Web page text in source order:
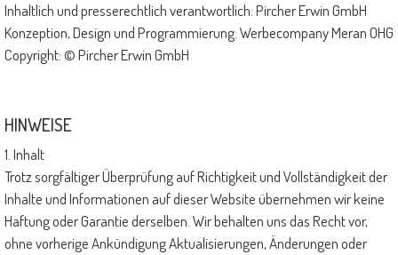
Inhaltlich und presserechtlich verantwortlich: Pircher Erwin GmbH
Konzeption, Design und Programmierung:Werbecompany Meran OHG
Copyright: © Pircher Erwin GmbH
HINWEISE
1. Inhalt
Trotz sorgfältiger Überprüfung auf Richtigkeit und Vollständigkeit der
Inhalte und Informationen auf dieser Website übernehmen wir keine
Haftung oder Garantie derselben. Wir behalten uns das Recht vor,
ohne vorherige Ankündigung Aktualisierungen, Änderungen oder